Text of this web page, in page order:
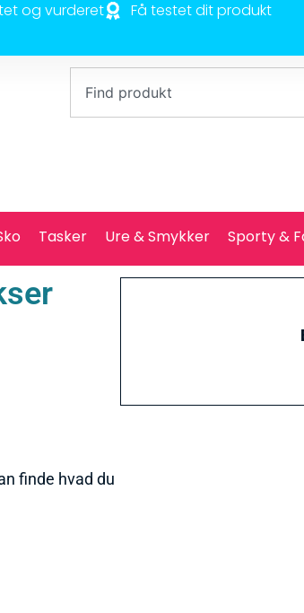
og vurderet Få testet dit produkt
Tasker Ure & Smykker Sporty &
finde hvad du